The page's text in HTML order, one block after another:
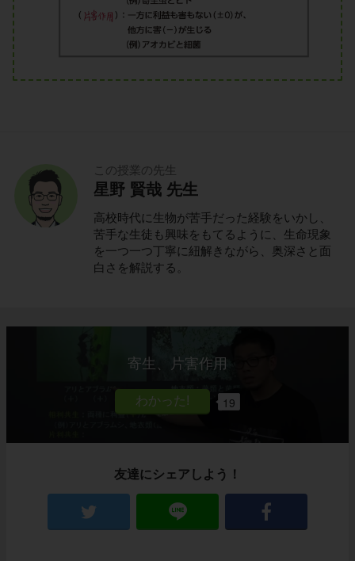
この授業の先生
星野 賢哉 先生
高校時代に生物が苦手だった経験をいかし、
苦手な生徒も興味をもてるように、生命現象
を一つ一つ丁寧に紐解きながら、奥深さと面
白さを解説する。
寄生、片害作用
19
友達にシェアしよう！